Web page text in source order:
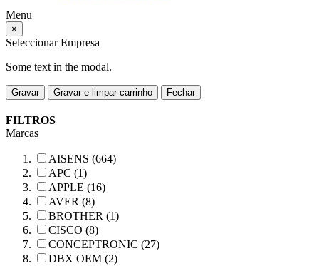
Menu
×
Seleccionar Empresa
Some text in the modal.
Gravar Gravar e limpar carrinho Fechar
FILTROS
Marcas
AISENS (664)
APC (1)
APPLE (16)
AVER (8)
BROTHER (1)
CISCO (8)
CONCEPTRONIC (27)
DBX OEM (2)